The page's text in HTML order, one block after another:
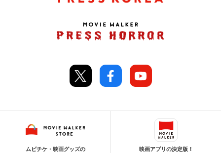
ムビチケ・映画グッズの
映画アプリの決定版！